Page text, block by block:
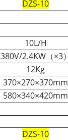
DZS-10
10L/H
380V/2.4KW（×3）
12Kg
370×270×370mm
580×340×420mm
DZS-10